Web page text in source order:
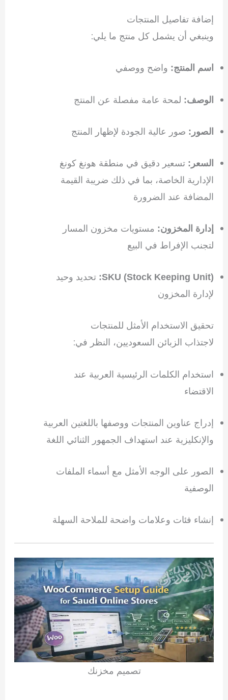
إضافة تفاصيل المنتجات
وينبغي أن يشمل كل منتج ما يلي:
اسم المنتج: واضح ووصفي
الوصف: لمحة عامة مفصلة عن المنتج
الصور: صور عالية الجودة لإظهار المنتج
السعر: تسعير دقيق في منطقة هونغ كونغ
الإدارية الخاصة، بما في ذلك ضريبة القيمة
المضافة عند الضرورة
إدارة المخزون: مستويات مخزون المسار
لتجنب الإفراط في البيع
SKU (Stock Keeping Unit): تحديد وحيد
لإدارة المخزون
تحقيق الاستخدام الأمثل للمنتجات
لاجتذاب الزبائن السعوديين، النظر في:
استخدام الكلمات الرئيسية العربية عند
الاقتضاء
إدراج عناوين المنتجات ووصفها باللغتين العربية
والإنكليزية عند استهداف الجمهور الثنائي اللغة
الصور على الوجه الأمثل مع أسماء الملفات
الوصفية
إنشاء فئات وعلامات واضحة للملاحة السهلة
تصميم مخزنك